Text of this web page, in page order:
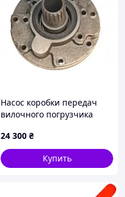
Насос коробки передач
вилочного погрузчика
24 300 ₴
Купить